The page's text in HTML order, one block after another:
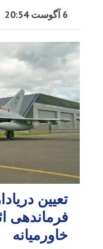
6 آگوست 20:54
تعیین
فرماندهی
خاورمیانه